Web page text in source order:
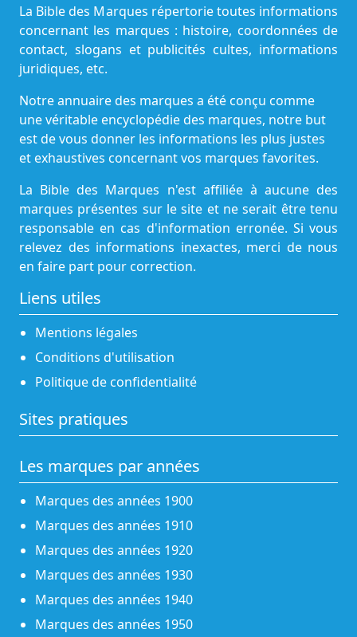
La Bible des Marques répertorie toutes informations
concernant les marques : histoire, coordonnées de
contact, slogans et publicités cultes, informations
juridiques, etc.
Notre annuaire des marques a été conçu comme
une véritable encyclopédie des marques, notre but
est de vous donner les informations les plus justes
et exhaustives concernant vos marques favorites.
La Bible des Marques n'est affiliée à aucune des
marques présentes sur le site et ne serait être tenu
responsable en cas d'information erronée. Si vous
relevez des informations inexactes, merci de nous
en faire part pour correction.
Liens utiles
Mentions légales
Conditions d'utilisation
Politique de confidentialité
Sites pratiques
Les marques par années
Marques des années 1900
Marques des années 1910
Marques des années 1920
Marques des années 1930
Marques des années 1940
Marques des années 1950